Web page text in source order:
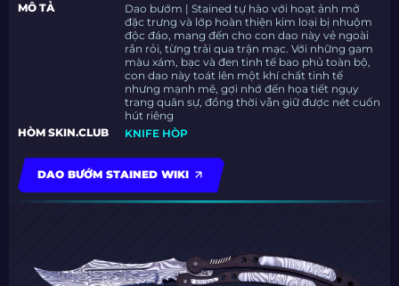
MÔ TẢ
Dao bướm | Stained tự hào với hoạt ảnh mở
đặc trưng và lớp hoàn thiện kim loại bị nhuộm
độc đáo, mang đến cho con dao này vẻ ngoài
rắn rỏi, từng trải qua trận mạc. Với những gam
màu xám, bạc và đen tinh tế bao phủ toàn bộ,
con dao này toát lên một khí chất tinh tế
nhưng mạnh mẽ, gợi nhớ đến họa tiết ngụy
trang quân sự, đồng thời vẫn giữ được nét cuốn
hút riêng
HÒM SKIN.CLUB
KNIFE HÒP
DAO BƯỚM STAINED WIKI